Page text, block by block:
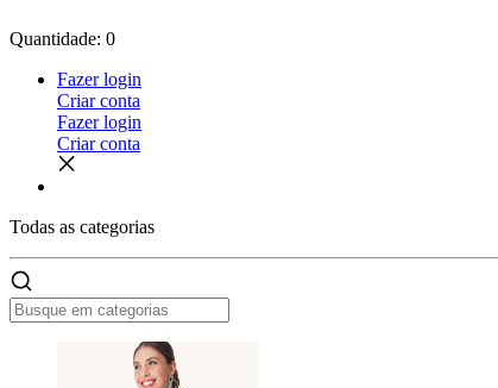
Quantidade: 0
Fazer login
Criar conta
Fazer login
Criar conta
Todas as categorias